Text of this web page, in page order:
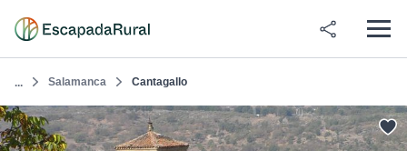
... Salamanca Cantagallo